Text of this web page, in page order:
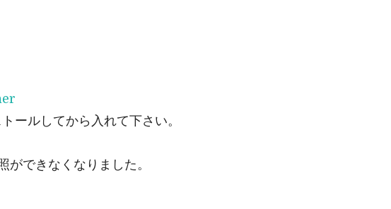
ールしてから入れて下さい。
できなくなりました。